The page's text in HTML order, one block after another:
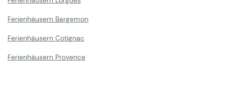
Ferienhäusern Bargemon
Ferienhäusern Cotignac
Ferienhäusern Provence